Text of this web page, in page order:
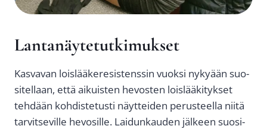
Lan­ta­näy­te­tut­ki­muk­set
Kas­va­van lois­lää­ke­re­sis­tens­sin vuok­si nyky­ään suo­
si­tel­laan, että aikuis­ten hevos­ten lois­lää­ki­tyk­set
teh­dään koh­dis­te­tus­ti näyt­tei­den perus­teel­la nii­tä
tar­vit­se­vil­le hevo­sil­le. Lai­dun­kau­den jäl­keen suo­si­